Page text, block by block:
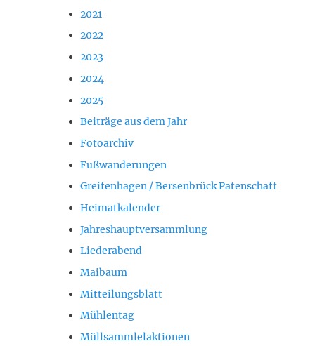
2021
2022
2023
2024
2025
Beiträge aus dem Jahr
Fotoarchiv
Fußwanderungen
Greifenhagen / Bersenbrück Patenschaft
Heimatkalender
Jahreshauptversammlung
Liederabend
Maibaum
Mitteilungsblatt
Mühlentag
Müllsammlelaktionen